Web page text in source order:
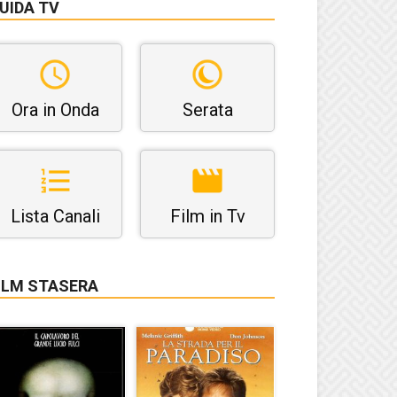
TV
Ora in Onda Serata
Lista Canali Film in Tv
STASERA